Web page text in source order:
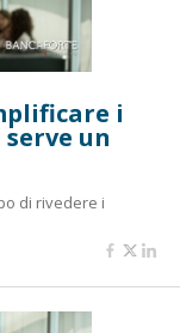
i
un
di rivedere i